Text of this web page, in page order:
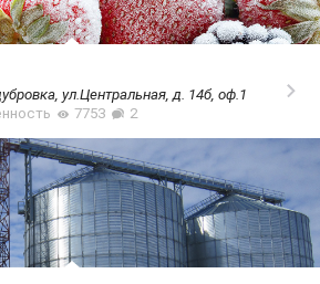
ул.Центральная, д. 14б, оф.1
7753 2